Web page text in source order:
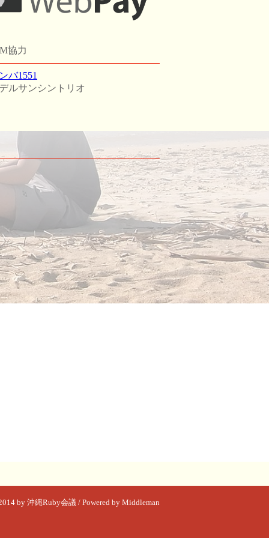
協力
バ1551
ルサンシントリオ
by 沖縄Ruby会議 / Powered by Middleman